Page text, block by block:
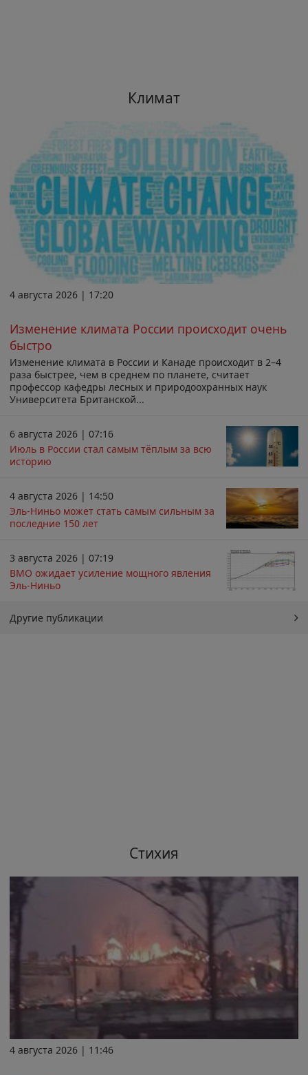
Климат
4 августа 2026 | 17:20
Изменение климата России происходит очень
быстро
Изменение климата в России и Канаде происходит в 2–4
раза быстрее, чем в среднем по планете, считает
профессор кафедры лесных и природоохранных наук
Университета Британской...
6 августа 2026 | 07:16
Июль в России стал самым тёплым за всю
историю
4 августа 2026 | 14:50
Эль-Ниньо может стать самым сильным за
последние 150 лет
3 августа 2026 | 07:19
ВМО ожидает усиление мощного явления
Эль-Ниньо
Другие публикации
Стихия
4 августа 2026 | 11:46